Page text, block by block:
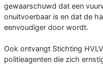
gewaarschuwd dat een
onuitvoerbaar is en dat de
eenvoudiger door wordt.
Ook ontvangt Stichting
politieagenten die zich